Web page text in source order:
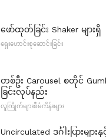
ဖော်ထုတ်ခြင်း Shaker များရှိ
ရှေးဟောင်းစုဆောင်းခြင်း
တစ်ဦး Carousel စတိုင်
ခြင်းလုပ်နည်း
လူကြိုက်များစီမံကိန်းများ
Uncirculated ဒင်္ဂါးပြား